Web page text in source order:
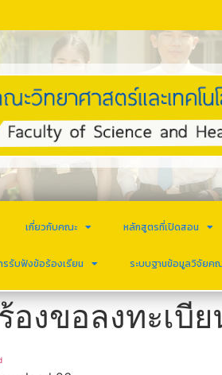
เกี่ยวกับคณะ หลักสูตรที่เปิดสอน
รรับฟังข้อร้องเรียน ระบบฐานข้อมูลวิจัยค
องขอลงทะเบี